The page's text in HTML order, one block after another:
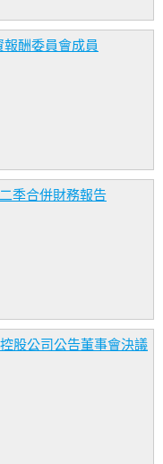
酬委員會成員
季合併財務報告
股公司公告董事會決議